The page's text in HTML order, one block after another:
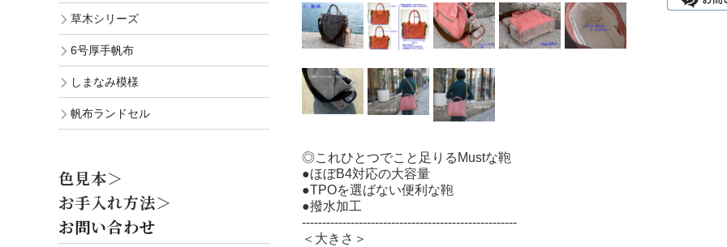
◎これひとつでこと足りるMustな鞄
●ほぼB4対応の大容量
●TPOを選ばない便利な鞄
●撥水加工
-----------------------------------------------------
＜大きさ＞
草木シリーズ
6号厚手帆布
しまなみ模様
帆布ランドセル
色見本＞
お手入れ方法＞
お問い合わせ